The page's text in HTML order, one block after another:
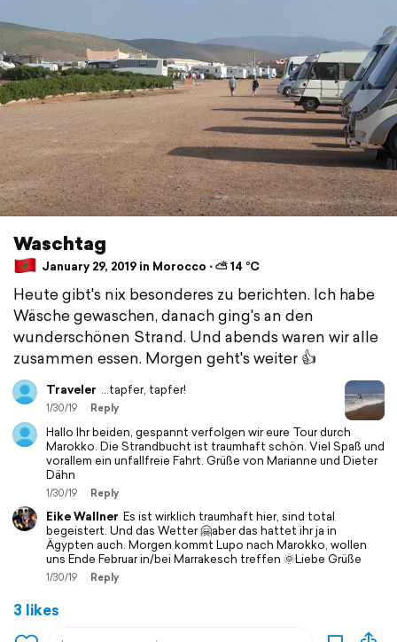
Waschtag
January 29, 2019 in Morocco ⋅ ⛅ 14 °C
Heute gibt's nix besonderes zu berichten. Ich habe
Wäsche gewaschen, danach ging's an den
wunderschönen Strand. Und abends waren wir alle
zusammen essen. Morgen geht's weiter 👍
Traveler ...tapfer, tapfer!
1/30/19 Reply
Hallo Ihr beiden, gespannt verfolgen wir eure Tour durch
Marokko. Die Strandbucht ist traumhaft schön. Viel Spaß und
vorallem ein unfallfreie Fahrt. Grüße von Marianne und Dieter
Dähn
1/30/19 Reply
Eike Wallner Es ist wirklich traumhaft hier, sind total
begeistert. Und das Wetter 🤗aber das hattet ihr ja in
Ägypten auch. Morgen kommt Lupo nach Marokko, wollen
uns Ende Februar in/bei Marrakesch treffen 🌞Liebe Grüße
1/30/19 Reply
3 likes